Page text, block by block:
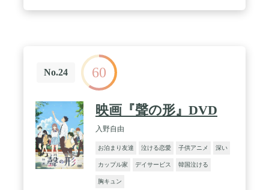
No.24 60
映画『聲の形』DVD
入野自由
お泊まり友達 泣ける恋愛 子供アニメ 深い
カップル家 デイサービス 韓国泣ける
胸キュン